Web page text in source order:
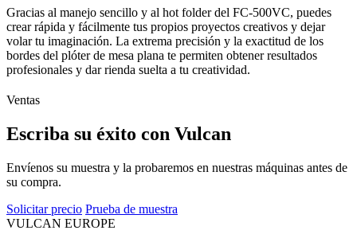
Gracias al manejo sencillo y al hot folder del FC-500VC, puedes
crear rápida y fácilmente tus propios proyectos creativos y dejar
volar tu imaginación. La extrema precisión y la exactitud de los
bordes del plóter de mesa plana te permiten obtener resultados
profesionales y dar rienda suelta a tu creatividad.
Ventas
Escriba su éxito con Vulcan
Envíenos su muestra y la probaremos en nuestras máquinas antes de
su compra.
Solicitar precio Prueba de muestra
VULCAN EUROPE